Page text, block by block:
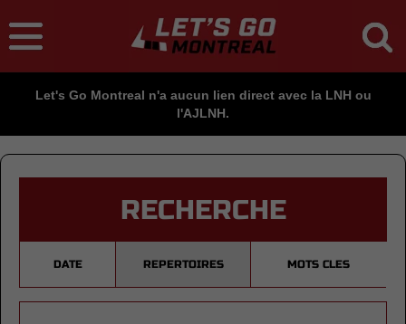
Let's Go Montreal n'a aucun lien direct avec la LNH ou
l'AJLNH.
RECHERCHE
DATE REPERTOIRES MOTS CLES